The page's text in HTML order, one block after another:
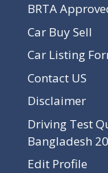
BRTA
Car Buy Sell
Car Listing
Contact US
Disclaimer
Driving Test
Bangladesh
Edit Profile